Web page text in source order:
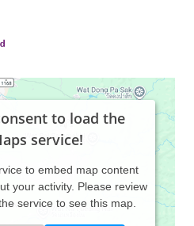
to load the
service!
to embed map content
your activity. Please review
service to see this map.